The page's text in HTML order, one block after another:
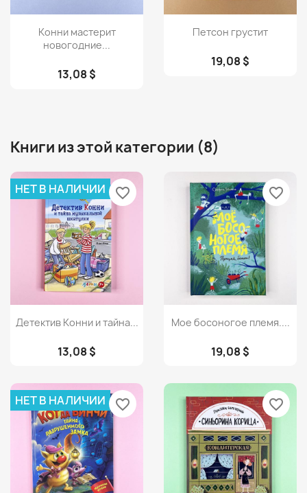
Просмотр
Конни мастерит
новогодние...
13,08 $
Просмотр
Петсон грустит
19,08 $
Книги из этой категории (8)
Просмотр
Детектив Конни и тайна...
13,08 $
НЕТ В НАЛИЧИИ favorite_border
Просмотр
Мое босоногое племя....
19,08 $
favorite_border
НЕТ В НАЛИЧИИ favorite_border favorite_border